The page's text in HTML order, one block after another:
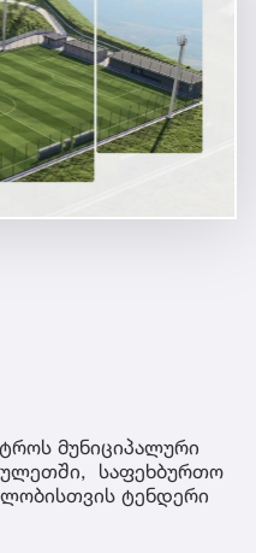
მუნიციპალური
საფეხბურთო
ტენდერი